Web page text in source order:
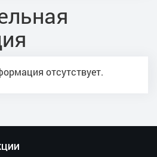
отсутствует.